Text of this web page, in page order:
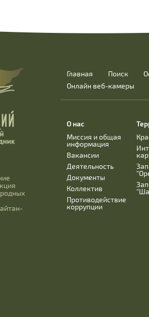
Главная Поиск
Онлайн веб-камеры
О нас
Миссия и общая
информация
Вакансии
Деятельность
Документы
Коллектив
Противодействие
коррупции